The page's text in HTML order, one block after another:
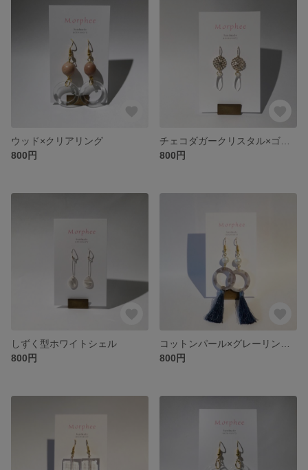
ウッド×クリアリング
800円
800円
しずく型ホワイトシェル
800円
800円